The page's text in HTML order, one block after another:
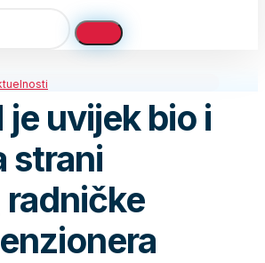
je uvijek bio i
strani
radničke